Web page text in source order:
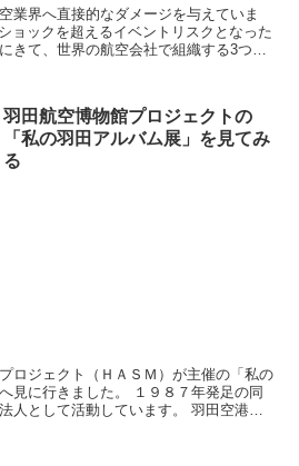
業界へ直接的なダメージを与えていま
ョックを超えるイベントリスクとなった
きて、世界の航空会社で組織する3つの
羽田航空博物館プロジェクトの
「私の羽田アルバム展」を見てみ
る
ロジェクト（ＨＡＳＭ）が主催の「私の
見に行きました。 １９８７年発足の同
人として活動しています。 羽田空港へ